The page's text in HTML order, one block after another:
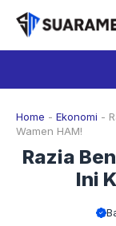
Langsung
isi
Home - Ekonomi -
Wamen HAM!
Razia
Ini